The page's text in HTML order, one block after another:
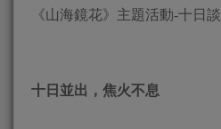
《山海鏡花》主題活動-十日談
十日並出，焦火不息